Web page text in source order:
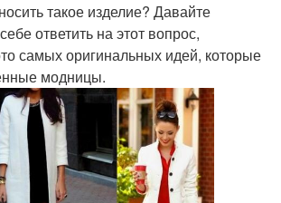
такое изделие? Давайте
ответить на этот вопрос,
самых оригинальных идей, которые
модницы.